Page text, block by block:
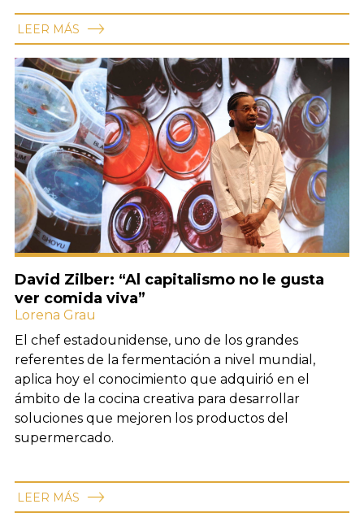
LEER MÁS
David Zilber: “Al capitalismo no le gusta
ver comida viva”
Lorena Grau
El chef estadounidense, uno de los grandes
referentes de la fermentación a nivel mundial,
aplica hoy el conocimiento que adquirió en el
ámbito de la cocina creativa para desarrollar
soluciones que mejoren los productos del
supermercado.
LEER MÁS